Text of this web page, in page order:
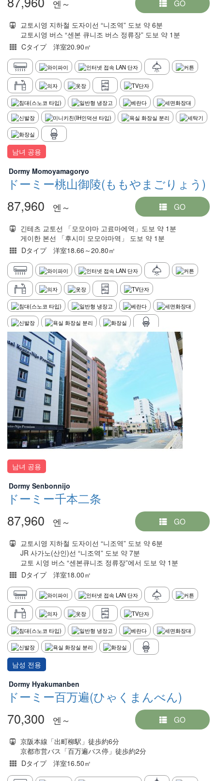
엔～ GO
교토시영 지하철 도자이선 “니조역” 도보 약 6분
교토시영 버스 “센본 큐니조 버스 정류장” 도보 약 1분
Cタイプ 洋室20.90㎡
남녀 공용
Dormy Momoyamagoryo
ドーミー桃山御陵(ももやまごりょう)
87,960 엔～ GO
긴테츠 교토선 「모모야마 고료마에역」도보 약 1분
게이한 본선 「후시미 모모야마역」 도보 약 1분
Dタイプ 洋室18.66～20.80㎡
남녀 공용
Dormy Senbonnijo
ドーミー千本二条
87,960 엔～ GO
교토시영 지하철 도자이선 “니조역” 도보 약 6분
JR 사가노(산인)선 “니조역” 도보 약 7분
교토 시영 버스 “센본큐니조 정류장”에서 도보 약 1분
Dタイプ 洋室18.00㎡
남성 전용
Dormy Hyakumanben
ドーミー百万遍(ひゃくまんべん)
70,300 엔～ GO
京阪本線「出町柳駅」徒歩約6分
京都市営バス「百万遍バス停」徒歩約2分
Dタイプ 洋室16.50㎡